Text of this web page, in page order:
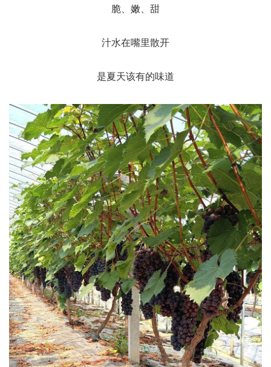
脆、嫩、甜
汁水在嘴里散开
是夏天该有的味道